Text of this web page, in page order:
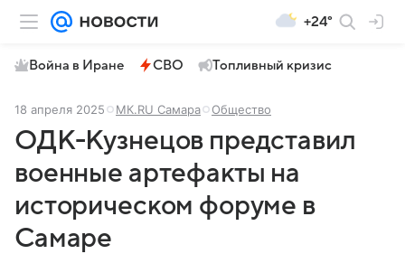
+24°
Война в Иране СВО Топливный кризис
18 апреля 2025 МК.RU Самара Общество
ОДК-Кузнецов представил
военные артефакты на
историческом форуме в
Самаре